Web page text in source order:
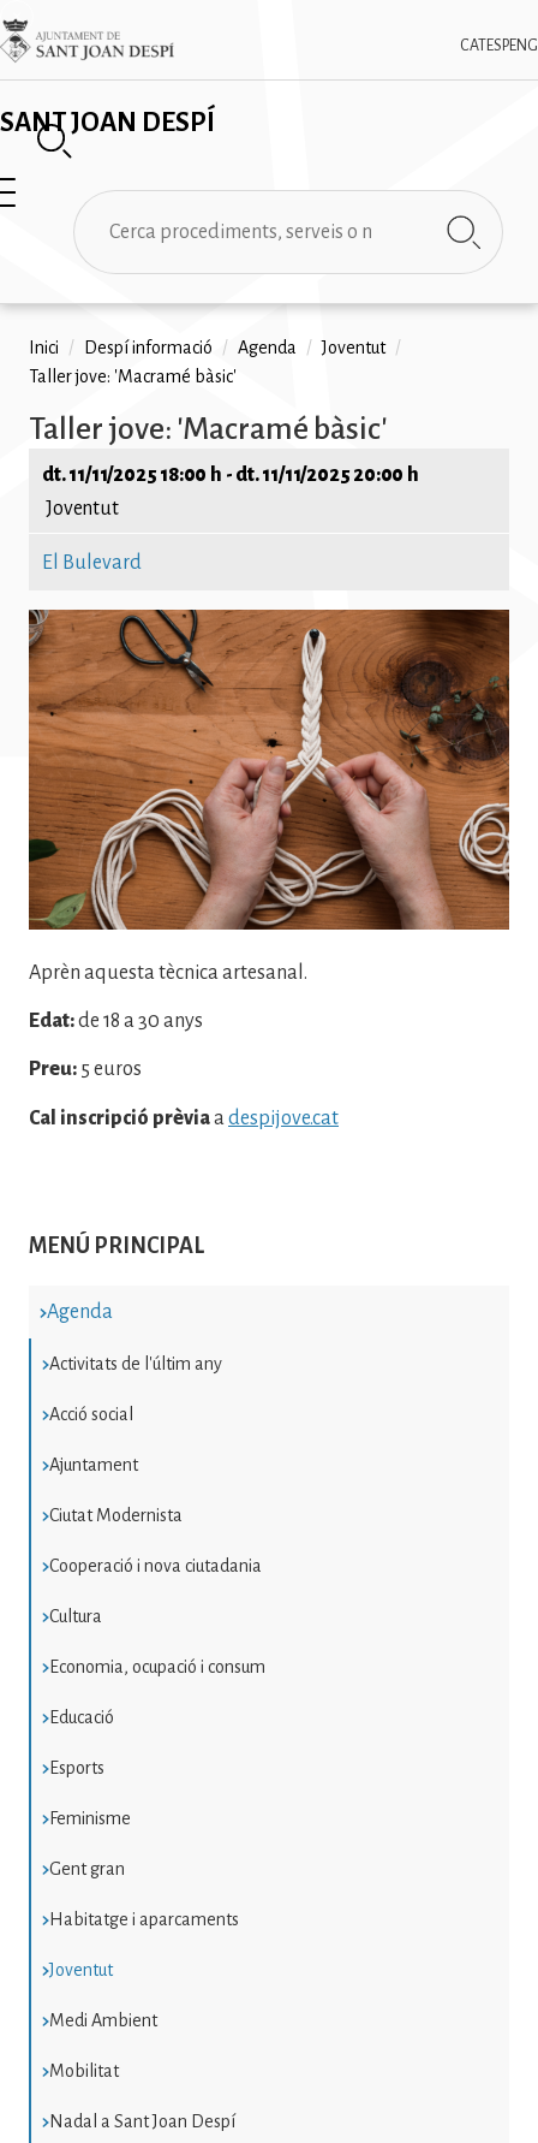
Vés
al
contingut
SANT JOAN DESPÍ
CAT ESPENG
Imatge
✕
Cerca
MENÚ PRINCIPAL
Agenda
Activitats de l'últim any
Acció social
Ajuntament
Ciutat Modernista
Cooperació i nova ciutadania
Cultura
Economia, ocupació i consum
Educació
Esports
Feminisme
Gent gran
Habitatge i aparcaments
Joventut
Medi Ambient
Mobilitat
Nadal a Sant Joan Despí
Fil
d'ariadna
Inici / Despí informació / Agenda / Joventut /
Taller jove: 'Macramé bàsic'
Taller jove: 'Macramé bàsic'
dt. 11/11/2025 18:00 h - dt. 11/11/2025 20:00 h
Joventut
El Bulevard
Aprèn aquesta tècnica artesanal.
Edat:de 18 a 30 anys
Preu: 5 euros
Cal inscripció prèviaadespijove.cat
Imatge